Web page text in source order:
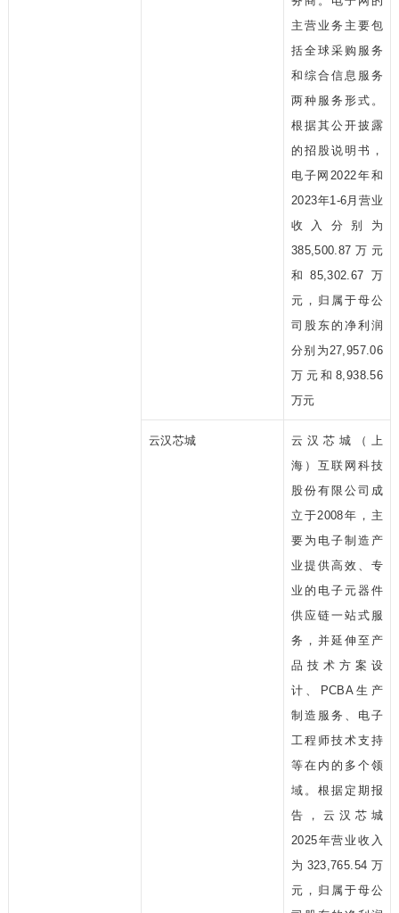
主营业务主要包
括全球采购服务
和综合信息服务
两种服务形式。
根据其公开披露
的招股说明书，
电子网2022年和
2023年1-6月营业
收入分别为
385,500.87万元
和85,302.67万
元，归属于母公
司股东的净利润
分别为27,957.06
万元和8,938.56
万元
云汉芯城
云汉芯城（上
海）互联网科技
股份有限公司成
立于2008年，主
要为电子制造产
业提供高效、专
业的电子元器件
供应链一站式服
务，并延伸至产
品技术方案设
计、PCBA生产
制造服务、电子
工程师技术支持
等在内的多个领
域。根据定期报
告，云汉芯城
2025年营业收入
为323,765.54万
元，归属于母公